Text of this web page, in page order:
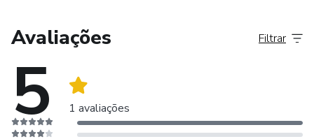
Avaliações
5 1 avaliações
Filtrar